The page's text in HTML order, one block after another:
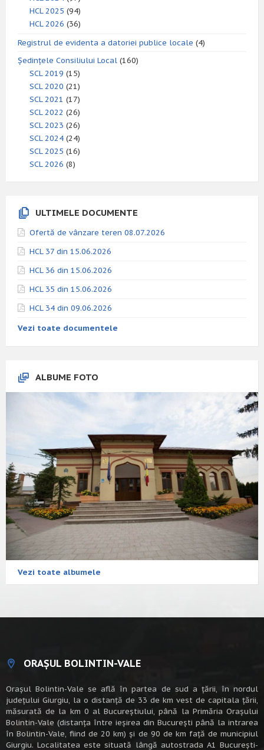
HCL 2025 (94)
HCL 2026 (36)
Registrul de evidenta a datoriei publice locale (4)
Ședințele Consiliului Local (160)
SCL 2019 (15)
SCL 2020 (21)
SCL 2021 (17)
SCL 2022 (26)
SCL 2023 (26)
SCL 2024 (24)
SCL 2025 (16)
SCL 2026 (8)
ULTIMELE DOCUMENTE
Ofertă de vânzare teren 08.07.2026
HCL 37 din 15.06.2026
HCL 36 din 15.06.2026
HCL 35 din 15.06.2026
HCL 34 din 09.06.2026
Vezi toate documentele
ALBUME FOTO
Vezi toate albumele
ORAȘUL BOLINTIN-VALE
Oraşul Bolintin-Vale se află în partea de sud a ţării, în nordul
judeţului Giurgiu, la o distanţă de 33 de km vest de capitala țării,
măsurată de la km 0 al Bucureștiului, până la Primăria Orașului
Bolintin-Vale (distanța între ieșirea din București până la intrarea
în Bolintin-Vale, fiind de 20 km) şi de 90 de km faţă de municipiul
Giurgiu. Localitatea este situată lângă autostrada A1 Bucureşti-